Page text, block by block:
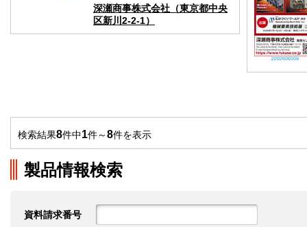
深瀬商事株式会社（東京都中央
区新川2-2-1）
検索結果8件中1件～8件を表示
製品情報検索
資料請求番号